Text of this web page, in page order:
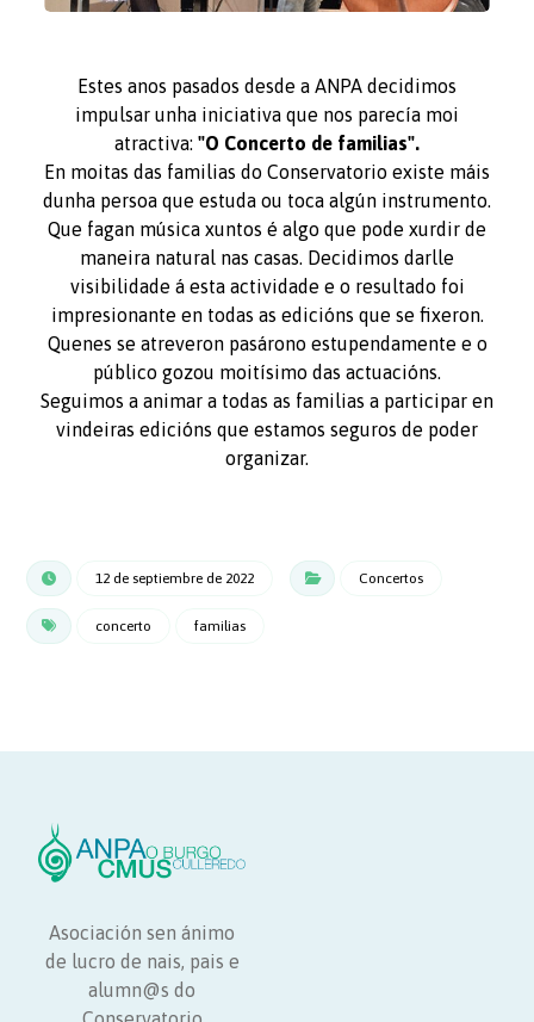
Estes anos pasados desde a ANPA decidimos
impulsar unha iniciativa que nos parecía moi
atractiva: "O Concerto de familias".
En moitas das familias do Conservatorio existe máis
dunha persoa que estuda ou toca algún instrumento.
Que fagan música xuntos é algo que pode xurdir de
maneira natural nas casas. Decidimos darlle
visibilidade á esta actividade e o resultado foi
impresionante en todas as edicións que se fixeron.
Quenes se atreveron pasárono estupendamente e o
público gozou moitísimo das actuacións.
Seguimos a animar a todas as familias a participar en
vindeiras edicións que estamos seguros de poder
organizar.
12 de septiembre de 2022 Concertos
concerto familias
Asociación sen ánimo
de lucro de nais, pais e
alumn@s do